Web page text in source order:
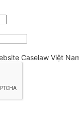
Caselaw Việt